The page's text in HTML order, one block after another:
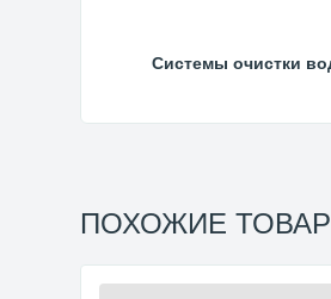
Системы очистки
ПОХОЖИЕ